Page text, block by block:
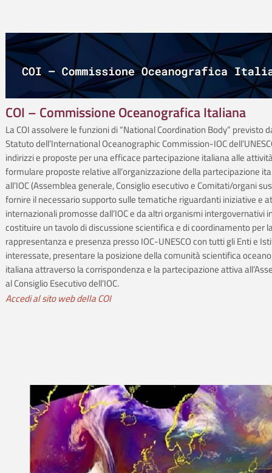
COI – Commissione Oceanografica Italiana
La COI assolvere le funzioni di “National Coordination Body” previsto
Statuto dell’International Oceanographic Commission-IOC
indirizzi e proposte per una efficace partecipazione italiana alle attività
formulare proposte relative all’organizzazione della partecipazione
all’IOC (Assemblea generale, Consiglio esecutivo e Comitati/organi
fornire il necessario supporto sulle tematiche riguardanti iniziative e
internazionali promosse dall’IOC e da altri organismi intergovernativi
costituire un tavolo di discussione scientifica e di coordinamento per
rappresentanza e presenza presso IOC-UNESCO con tutti gli Enti e
interessate, presentare la posizione della comunità scientifica
italiana attraverso la corrispondenza e la partecipazione attiva
al Consiglio Esecutivo dell’IOC.
Accedi al sito web della COI